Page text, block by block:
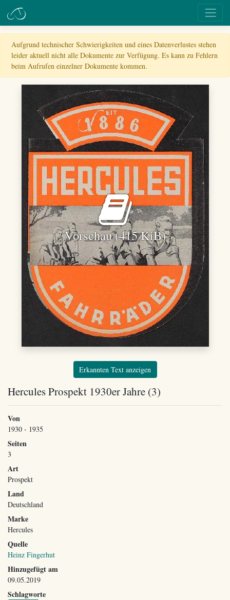
Aufgrund technischer Schwierigkeiten und eines Datenverlustes stehen
leider aktuell nicht alle Dokumente zur Verfügung. Es kann zu Fehlern
beim Aufrufen einzelner Dokumente kommen.
Vorschau (415 KiB)
Erkannten Text anzeigen
Hercules Prospekt 1930er Jahre (3)
Von
1930 - 1935
Seiten
3
Art
Prospekt
Land
Deutschland
Marke
Hercules
Quelle
Heinz Fingerhut
Hinzugefügt am
09.05.2019
Schlagworte